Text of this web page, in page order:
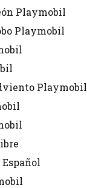
Playmobil
Playmobil
Playmobil